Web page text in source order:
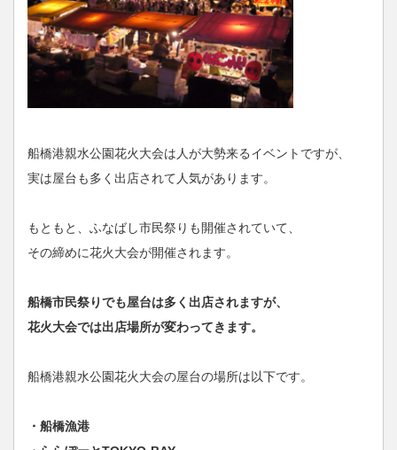
船橋港親水公園花火大会は人が大勢来るイベントですが、
実は屋台も多く出店されて人気があります。
もともと、ふなばし市民祭りも開催されていて、
その締めに花火大会が開催されます。
船橋市民祭りでも屋台は多く出店されますが、
花火大会では出店場所が変わってきます。
船橋港親水公園花火大会の屋台の場所は以下です。
・船橋漁港